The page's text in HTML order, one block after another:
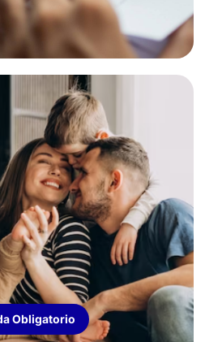
OBLIGATORIO
de muerte de todo
de dependencia.
Obligatorio